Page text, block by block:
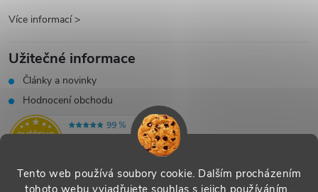
Tento web používá soubory cookie. Dalším procházením
tohoto webu vyjadřujete souhlas s jejich používáním..
Více informací >
Užitečné informace
Články a novinky
Hodnocení obchodu